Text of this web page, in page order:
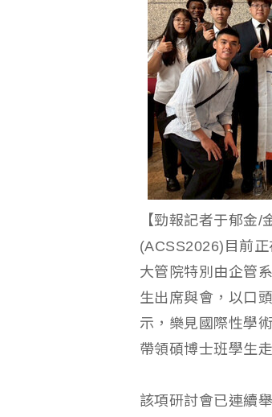
【勁報記者于郁金
(ACSS2026)目前
大管院特別由企管
生出席與會，以口
示，樂見國際性學
帶領碩博士班學生
該項研討會已連續